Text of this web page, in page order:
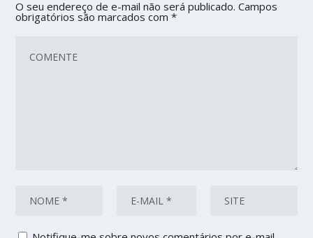
O seu endereço de e-mail não será publicado. Campos
obrigatórios são marcados com*